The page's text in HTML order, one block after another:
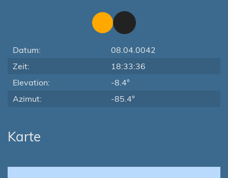
Datum:
08.04.0042
Zeit:
18:33:36
Elevation:
-8.4°
Azimut:
-85.4°
Karte